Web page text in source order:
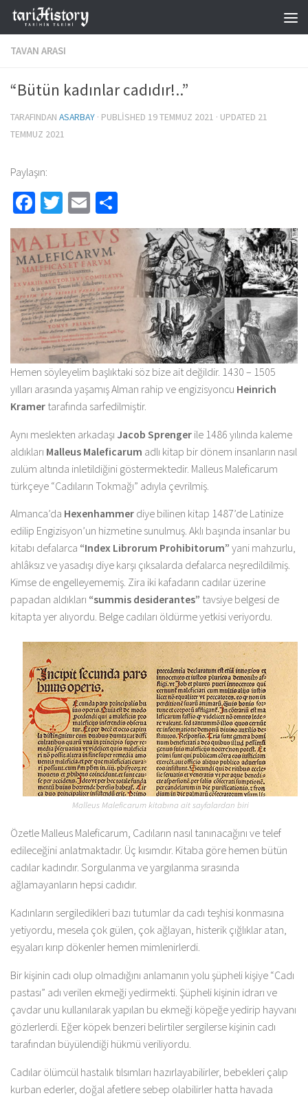
Skip to content
TAVAN ARASI
“Bütün kadınlar cadıdır!..”
TARAFINDAN ASARBAY · PUBLISHED 19 TEMMUZ 2021 · UPDATED 21
TEMMUZ 2021
Paylaşın:
Facebook
Twitter
Email
Hemen söyleyelim başlıktaki söz bize ait değildir. 1430 – 1505
yılları arasında yaşamış Alman rahip ve engizisyoncu Heinrich
Kramer tarafında sarfedilmiştir.
Aynı meslekten arkadaşı Jacob Sprenger ile 1486 yılında kaleme
aldıkları Malleus Maleficarum adlı kitap bir dönem insanların nasıl
zulüm altında inletildiğini göstermektedir. Malleus Maleficarum
türkçeye “Cadıların Tokmağı” adıyla çevrilmiş.
Almanca’da Hexenhammer diye bilinen kitap 1487’de Latinize
edilip Engizisyon’un hizmetine sunulmuş. Aklı başında insanlar bu
kitabı defalarca “Index Librorum Prohibitorum” yani mahzurlu,
ahlâksız ve yasadışı diye karşı çıksalarda defalarca neşredildilmiş.
Kimse de engelleyememiş. Zira iki kafadarın cadılar üzerine
papadan aldıkları “summis desiderantes” tavsiye belgesi de
kitapta yer alıyordu. Belge cadıları öldürme yetkisi veriyordu.
Malleus Maleficarum kitabına ait sayfalardan biri
Özetle Malleus Maleficarum, Cadıların nasıl tanınacağını ve telef
edileceğini anlatmaktadır. Üç kısımdır. Kitaba göre hemen bütün
cadılar kadındır. Sorgulanma ve yargılanma sırasında
ağlamayanların hepsi cadıdır.
Kadınların sergiledikleri bazı tutumlar da cadı teşhisi konmasına
yetiyordu, mesela çok gülen, çok ağlayan, histerik çığlıklar atan,
eşyaları kırıp dökenler hemen mimlenirlerdi.
Bir kişinin cadı olup olmadığını anlamanın yolu şüpheli kişiye “Cadı
pastası” adı verilen ekmeği yedirmekti. Şüpheli kişinin idrarı ve
çavdar unu kullanılarak yapılan bu ekmeği köpeğe yedirip hayvanı
gözlerlerdi. Eğer köpek benzeri belirtiler sergilerse kişinin cadı
tarafından büyülendiği hükmü veriliyordu.
Cadılar ölümcül hastalık tılsımları hazırlayabilirler, bebekleri çalıp
kurban ederler, doğal afetlere sebep olabilirler hatta havada